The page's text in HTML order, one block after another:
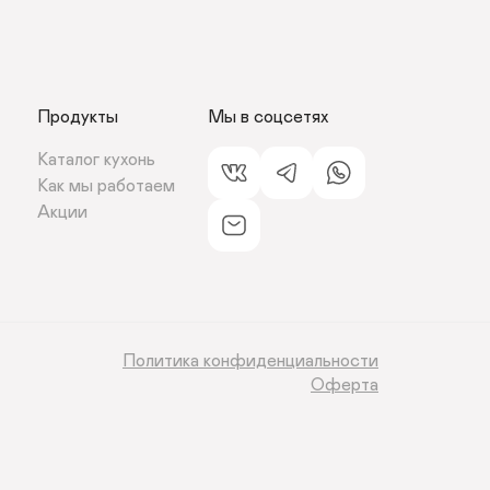
Продукты
Каталог кухонь
Как мы работаем
Акции
Мы в соцсетях
Политика конфиденциальности
Оферта